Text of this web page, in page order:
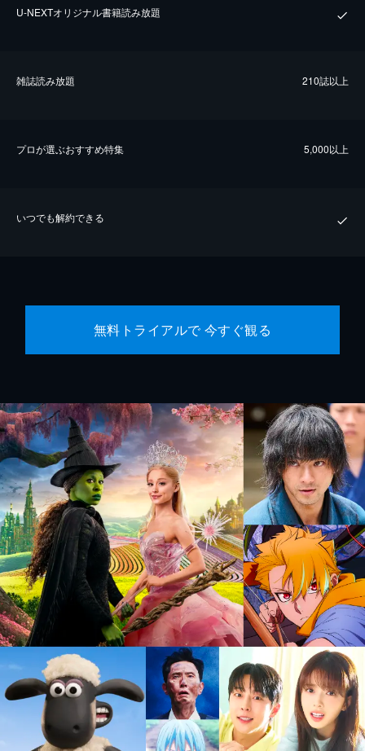
U-NEXTオリジナル書籍読み放題
雑誌読み放題 210誌以上
プロが選ぶおすすめ特集 5,000以上
いつでも解約できる
無料トライアルで 今すぐ観る